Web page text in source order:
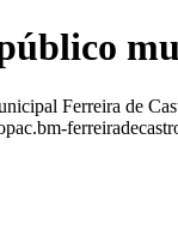
Ferreira de